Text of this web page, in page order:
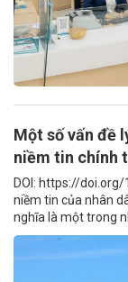
Một số vấn đề
niềm tin chính
DOI: https://
niềm tin của nhân
nghĩa là một trong